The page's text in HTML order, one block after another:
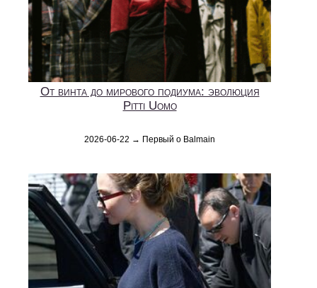
От винта до мирового подиума: эволюция
Pitti Uomo
2026-06-22 → Первый о Balmain